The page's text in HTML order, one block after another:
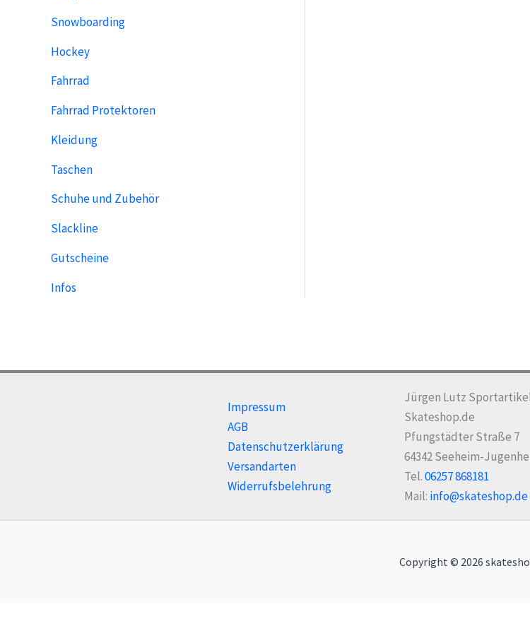
Snowboarding
Hockey
Fahrrad
Fahrrad Protektoren
Kleidung
Taschen
Schuhe und Zubehör
Slackline
Gutscheine
Infos
Impressum
AGB
Datenschutzerklärung
Versandarten
Widerrufsbelehrung
Jürgen Lutz
Skateshop.de
Pfungstädter Straße 7
64342 Seeheim-
Tel.06257 868181
Mail: info@skateshop.de
Copyright © 2026